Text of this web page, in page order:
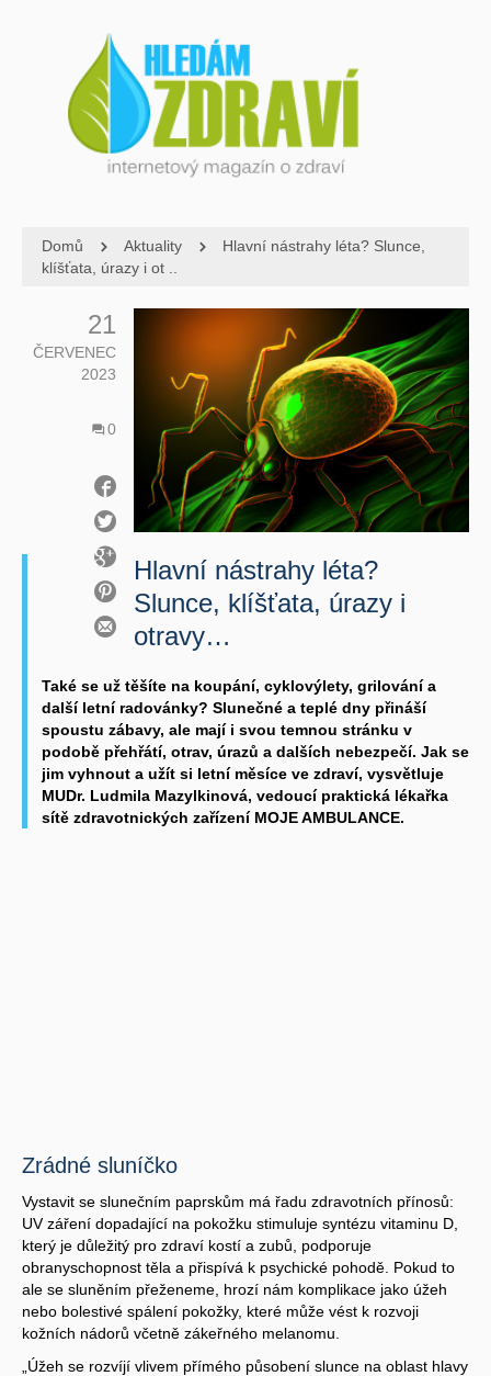
Domů Aktuality
Hlavní nástrahy léta? Slunce,
klíšťata, úrazy i ot ..
21
ČERVENEC
2023
0
Hlavní nástrahy léta?
Slunce, klíšťata, úrazy i
otravy…
Také se už těšíte na koupání, cyklovýlety, grilování a
další letní radovánky? Slunečné a teplé dny přináší
spoustu zábavy, ale mají i svou temnou stránku v
podobě přehřátí, otrav, úrazů a dalších nebezpečí. Jak se
jim vyhnout a užít si letní měsíce ve zdraví, vysvětluje
MUDr. Ludmila Mazylkinová, vedoucí praktická lékařka
sítě zdravotnických zařízení MOJE AMBULANCE.
Zrádné sluníčko
Vystavit se slunečním paprskům má řadu zdravotních přínosů:
UV záření dopadající na pokožku stimuluje syntézu vitaminu D,
který je důležitý pro zdraví kostí a zubů, podporuje
obranyschopnost těla a přispívá k psychické pohodě. Pokud to
ale se sluněním přeženeme, hrozí nám komplikace jako úžeh
nebo bolestivé spálení pokožky, které může vést k rozvoji
kožních nádorů včetně zákeřného melanomu.
„Úžeh se rozvíjí vlivem přímého působení slunce na oblast hlavy